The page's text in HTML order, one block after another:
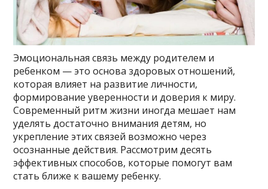
Эмоциональная связь между родителем и
ребенком — это основа здоровых отношений,
которая влияет на развитие личности,
формирование уверенности и доверия к миру.
Современный ритм жизни иногда мешает нам
уделять достаточно внимания детям, но
укрепление этих связей возможно через
осознанные действия. Рассмотрим десять
эффективных способов, которые помогут вам
стать ближе к вашему ребенку.